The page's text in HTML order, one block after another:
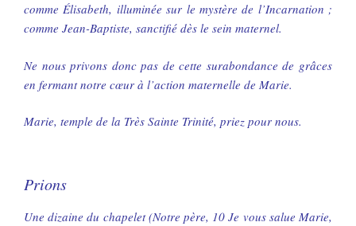
comme Élisabeth, illuminée sur le mystère de l’Incarnation ;
comme Jean-Baptiste, sanctifié dès le sein maternel.
Ne nous privons donc pas de cette surabondance de grâces
en fermant notre cœur à l’action maternelle de Marie.
Marie, temple de la Très Sainte Trinité, priez pour nous.
Prions
Une dizaine du chapelet (Notre père, 10 Je vous salue Marie,